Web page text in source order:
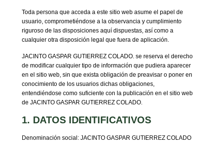
Toda persona que acceda a este sitio web asume el papel de
usuario, comprometiéndose a la observancia y cumplimiento
riguroso de las disposiciones aquí dispuestas, así como a
cualquier otra disposición legal que fuera de aplicación.
JACINTO GASPAR GUTIERREZ COLADO. se reserva el derecho
de modificar cualquier tipo de información que pudiera aparecer
en el sitio web, sin que exista obligación de preavisar o poner en
conocimiento de los usuarios dichas obligaciones,
entendiéndose como suficiente con la publicación en el sitio web
de JACINTO GASPAR GUTIERREZ COLADO.
1. DATOS IDENTIFICATIVOS
Denominación social: JACINTO GASPAR GUTIERREZ COLADO